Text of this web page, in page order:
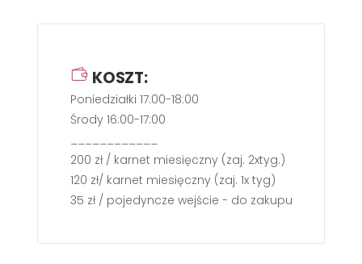
KOSZT:
Poniedziałki 17:00-18:00
Środy 16:00-17:00
____________
200 zł / karnet miesięczny (zaj. 2xtyg.)
120 zł/ karnet miesięczny (zaj. 1x tyg)
35 zł / pojedyncze wejście - do zakupu gotówką